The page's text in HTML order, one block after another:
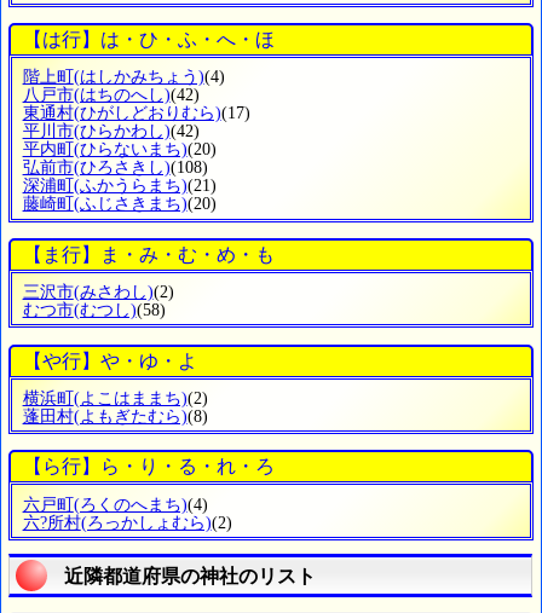
【は行】は・ひ・ふ・へ・ほ
階上町 (はしかみちょう)(4)
八戸市(はちのへし)(42)
東通村(ひがしどおりむら)(17)
平川市(ひらかわし)(42)
平内町 (ひらないまち)(20)
弘前市(ひろさきし)(108)
深浦町 (ふかうらまち)(21)
藤崎町 (ふじさきまち)(20)
【ま行】ま・み・む・め・も
三沢市(みさわし)(2)
むつ市(むつし)(58)
【や行】や・ゆ・よ
横浜町 (よこはままち)(2)
蓬田村(よもぎたむら)(8)
【ら行】ら・り・る・れ・ろ
六戸町(ろくのへまち)(4)
六?所村(ろっかしょむら)(2)
近隣都道府県の神社のリスト